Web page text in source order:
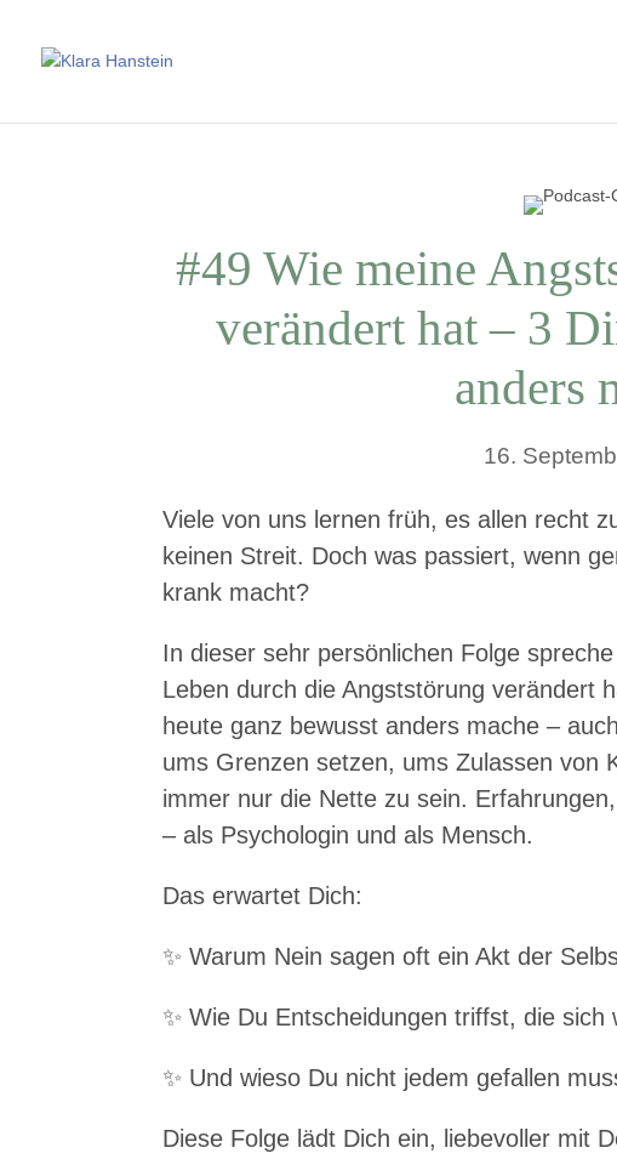
#49 Wie meine
verändert hat – 3
anders
16.
Viele von uns lernen früh, es allen recht
keinen Streit. Doch was passiert, wenn
krank macht?
In dieser sehr persönlichen Folge
Leben durch die Angststörung verändert
heute ganz bewusst anders mache –
ums Grenzen setzen, ums Zulassen von
immer nur die Nette zu sein.
– als Psychologin und als Mensch.
Das erwartet Dich:
✨ Warum Nein sagen oft ein Akt der
✨ Wie Du Entscheidungen triffst, die sich
✨ Und wieso Du nicht jedem gefallen
Diese Folge lädt Dich ein, liebevoller mit